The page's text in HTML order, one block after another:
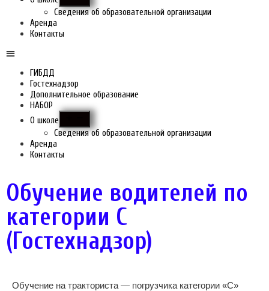
Сведения об образовательной организации
Аренда
Контакты
ГИБДД
Гостехнадзор
Дополнительное образование
НАБОР
О школе
Сведения об образовательной организации
Аренда
Контакты
Обучение водителей по
категории C
(Гостехнадзор)
Обучение на тракториста — погрузчика категории «C»